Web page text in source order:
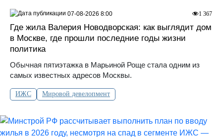
Где жила Валерия Новодворская: как выглядит дом
в Москве, где прошли последние годы жизни
политика
Обычная пятиэтажка в Марьиной Роще стала одним из
самых известных адресов Москвы.
ИЖС Мировой девелопмент
1 367
07-08-2026 8:00